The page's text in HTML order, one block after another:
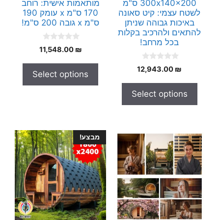
300x140x200 ס"מ
לשטח עצמי: קיט סאונה
באיכות גבוהה שניתן
להתאים ולהרכיב בקלות
בכל מרחב!
0
o
o
5
12,943.00 ₪
Select options
מותאמות אישית: רוחב
170 ס"מ x עומק 190
ס"מ x גובה 200 ס"מ!
0
o
o
5
11,548.00 ₪
Select options
מבצע!